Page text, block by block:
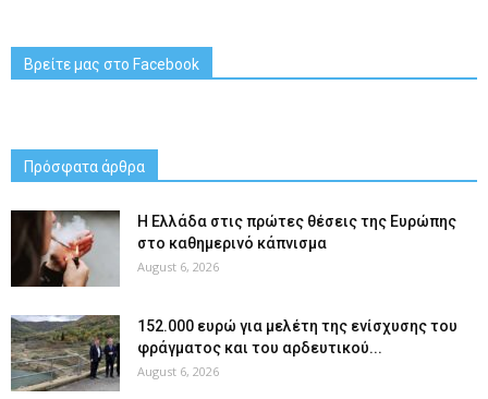
Βρείτε μας στο Facebook
Πρόσφατα άρθρα
Η Ελλάδα στις πρώτες θέσεις της Ευρώπης
στο καθημερινό κάπνισμα
August 6, 2026
152.000 ευρώ για μελέτη της ενίσχυσης του
φράγματος και του αρδευτικού...
August 6, 2026